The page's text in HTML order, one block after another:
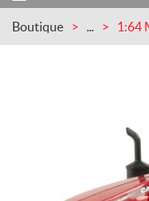
Boutique ...